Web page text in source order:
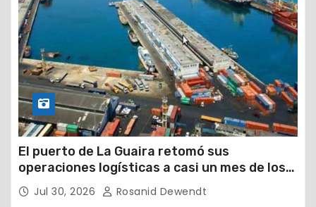
El puerto de La Guaira retomó sus
operaciones logísticas a casi un mes de los
devastadores terremotos
Jul 30, 2026 Rosanid Dewendt